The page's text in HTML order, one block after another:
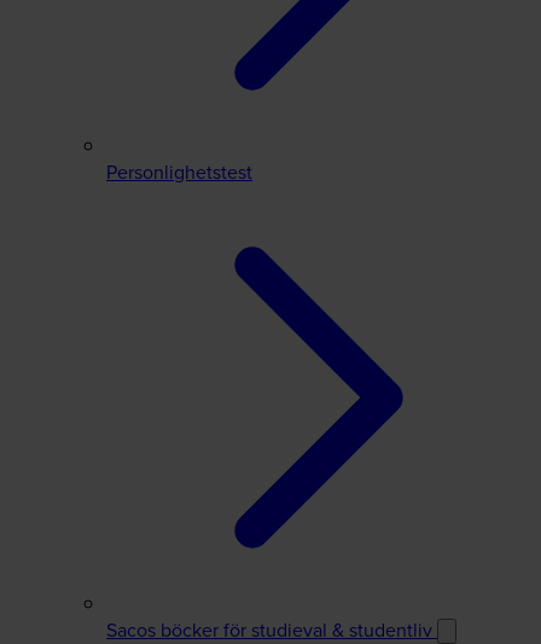
Personlighetstest
Sacos böcker för studieval & studentliv